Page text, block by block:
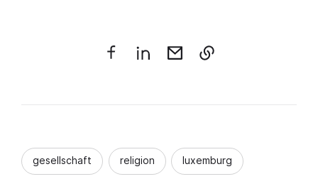
gesellschaft religion luxemburg